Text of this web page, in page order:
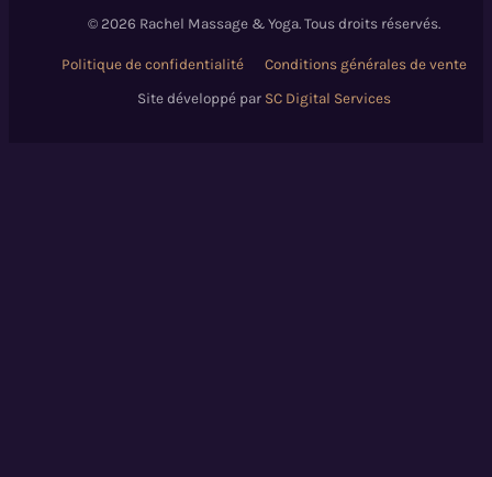
© 2026 Rachel Massage & Yoga. Tous droits réservés.
Politique de confidentialité Conditions générales de vente
Site développé par SC Digital Services